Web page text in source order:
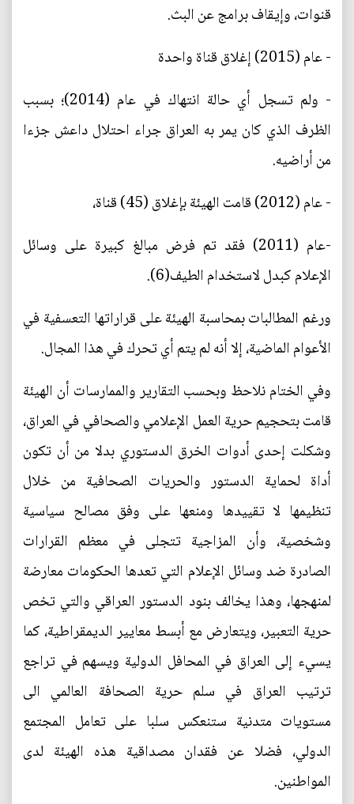
قنوات، وإيقاف برامج عن البث.
- عام (2015) إغلاق قناة واحدة
- ولم تسجل أي حالة انتهاك في عام (2014)؛ بسبب
الظرف الذي كان يمر به العراق جراء احتلال داعش جزءا
من أراضيه.
- عام (2012) قامت الهيئة بإغلاق (45) قناة،
-عام (2011) فقد تم فرض مبالغ كبيرة على وسائل
الإعلام كبدل لاستخدام الطيف(6).
ورغم المطالبات بمحاسبة الهيئة على قراراتها التعسفية في
الأعوام الماضية، إلا أنه لم يتم أي تحرك في هذا المجال.
وفي الختام نلاحظ وبحسب التقارير والممارسات أن الهيئة
قامت بتحجيم حرية العمل الإعلامي والصحافي في العراق،
وشكلت إحدى أدوات الخرق الدستوري بدلا من أن تكون
أداة لحماية الدستور والحريات الصحافية من خلال
تنظيمها لا تقييدها ومنعها على وفق مصالح سياسية
وشخصية، وأن المزاجية تتجلى في معظم القرارات
الصادرة ضد وسائل الإعلام التي تعدها الحكومات معارضة
لمنهجها، وهذا يخالف بنود الدستور العراقي والتي تخص
حرية التعبير، ويتعارض مع أبسط معايير الديمقراطية، كما
يسيء إلى العراق في المحافل الدولية ويسهم في تراجع
ترتيب العراق في سلم حرية الصحافة العالمي الى
مستويات متدنية ستنعكس سلبا على تعامل المجتمع
الدولي، فضلا عن فقدان مصداقية هذه الهيئة لدى
المواطنين.